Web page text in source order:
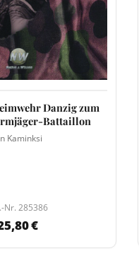
Danzig zum
Battaillon
Kaminksi
Nr. 285386
€